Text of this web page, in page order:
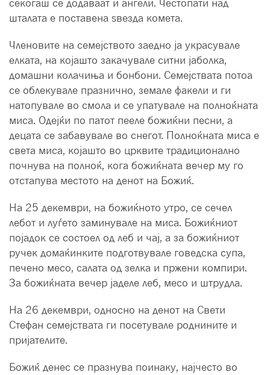
секогаш се додаваат и ангели. Честопати над
шталата е поставена ѕвезда комета.
Членовите на семејството заедно ја украсувале
елката, на којашто закачувале ситни јаболка,
домашни колачиња и бонбони. Семејствата потоа
се облекувале празнично, земале факели и ги
натопувале во смола и се упатувале на полноќната
миса. Одејќи по патот пееле божиќни песни, а
децата се забавувале во снегот. Полноќната миса е
света миса, којашто во црквите традиционално
почнува на полноќ, кога божиќната вечер му го
отстапува местото на денот на Божиќ.
На 25 декември, на божиќното утро, се сечел
лебот и луѓето заминувале на миса. Божиќниот
појадок се состоел од леб и чај, а за божиќниот
ручек домаќинките подготвувале говедска супа,
печено месо, салата од зелка и пржени компири.
За божиќната вечер јаделе леб, месо и штрудла.
На 26 декември, односно на денот на Свети
Стефан семејствата ги посетувале роднините и
пријателите.
Божиќ денес се празнува поинаку, најчесто во